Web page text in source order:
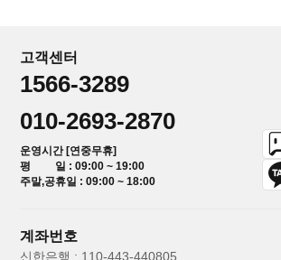
고객센터
1566-3289
010-2693-2870
운영시간 [연중무휴]
평 일 : 09:00 ~ 19:00
주말,공휴일 : 09:00 ~ 18:00
계좌번호
신한은행 : 110-443-440805